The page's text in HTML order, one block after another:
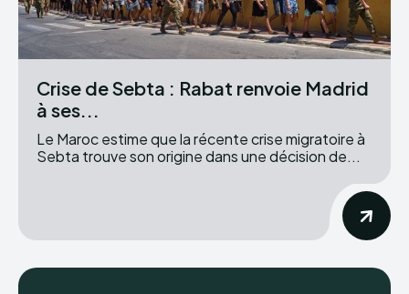
Crise de Sebta : Rabat renvoie Madrid
à ses...
Le Maroc estime que la récente crise migratoire à
Sebta trouve son origine dans une décision de...